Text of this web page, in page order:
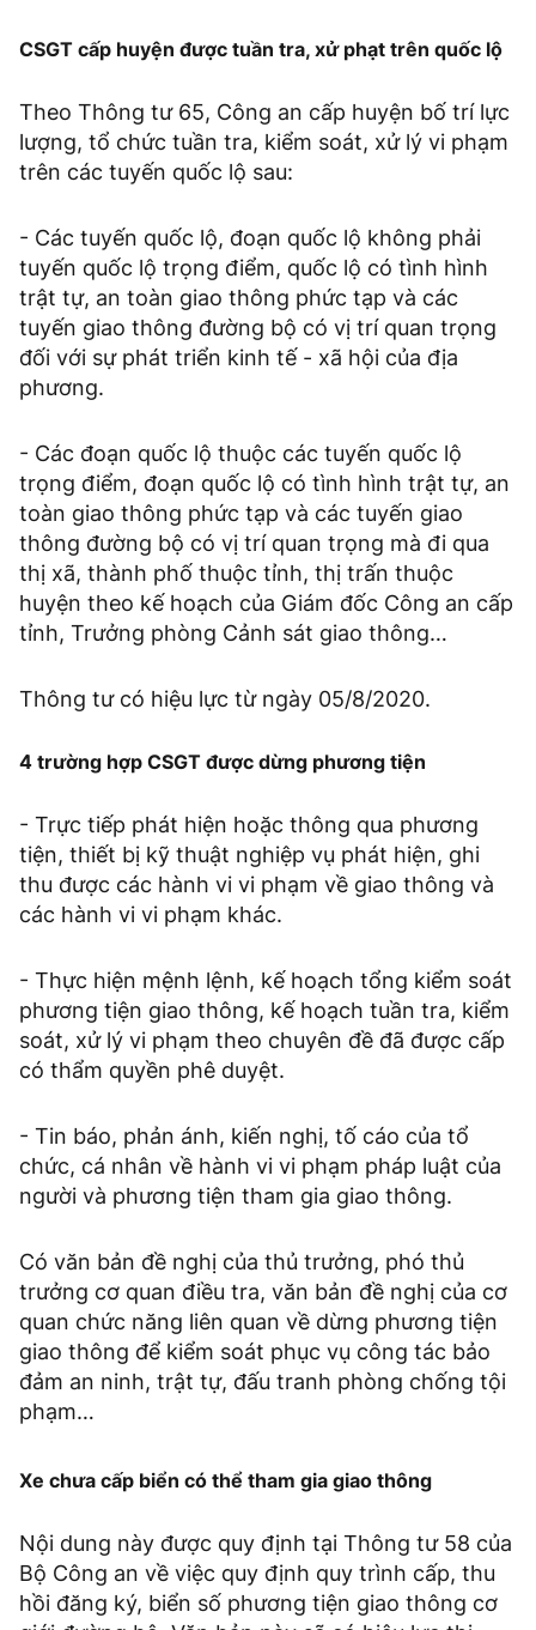
CSGT cấp huyện được tuần tra, xử phạt trên quốc lộ
Theo Thông tư 65, Công an cấp huyện bố trí lực
lượng, tổ chức tuần tra, kiểm soát, xử lý vi phạm
trên các tuyến quốc lộ sau:
- Các tuyến quốc lộ, đoạn quốc lộ không phải
tuyến quốc lộ trọng điểm, quốc lộ có tình hình
trật tự, an toàn giao thông phức tạp và các
tuyến giao thông đường bộ có vị trí quan trọng
đối với sự phát triển kinh tế - xã hội của địa
phương.
- Các đoạn quốc lộ thuộc các tuyến quốc lộ
trọng điểm, đoạn quốc lộ có tình hình trật tự, an
toàn giao thông phức tạp và các tuyến giao
thông đường bộ có vị trí quan trọng mà đi qua
thị xã, thành phố thuộc tỉnh, thị trấn thuộc
huyện theo kế hoạch của Giám đốc Công an cấp
tỉnh, Trưởng phòng Cảnh sát giao thông…
Thông tư có hiệu lực từ ngày 05/8/2020.
4 trường hợp CSGT được dừng phương tiện
- Trực tiếp phát hiện hoặc thông qua phương
tiện, thiết bị kỹ thuật nghiệp vụ phát hiện, ghi
thu được các hành vi vi phạm về giao thông và
các hành vi vi phạm khác.
- Thực hiện mệnh lệnh, kế hoạch tổng kiểm soát
phương tiện giao thông, kế hoạch tuần tra, kiểm
soát, xử lý vi phạm theo chuyên đề đã được cấp
có thẩm quyền phê duyệt.
- Tin báo, phản ánh, kiến nghị, tố cáo của tổ
chức, cá nhân về hành vi vi phạm pháp luật của
người và phương tiện tham gia giao thông.
Có văn bản đề nghị của thủ trưởng, phó thủ
trưởng cơ quan điều tra, văn bản đề nghị của cơ
quan chức năng liên quan về dừng phương tiện
giao thông để kiểm soát phục vụ công tác bảo
đảm an ninh, trật tự, đấu tranh phòng chống tội
phạm…
Xe chưa cấp biển có thể tham gia giao thông
Nội dung này được quy định tại Thông tư 58 của
Bộ Công an về việc quy định quy trình cấp, thu
hồi đăng ký, biển số phương tiện giao thông cơ